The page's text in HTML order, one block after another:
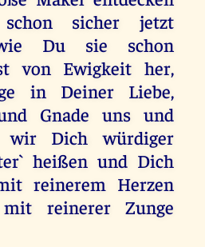
sicher jetzt
Du sie schon
von Ewigkeit her,
in Deiner Liebe,
Gnade uns und
wir Dich würdiger
heißen und Dich
reinerem Herzen
reinerer Zunge